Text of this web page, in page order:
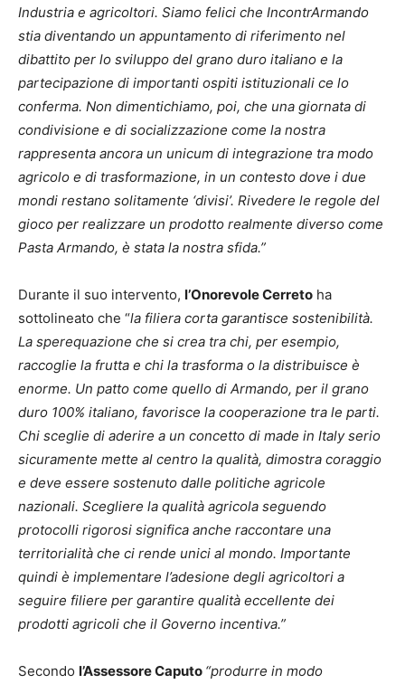
Industria e agricoltori. Siamo felici che IncontrArmando
stia diventando un appuntamento di riferimento nel
dibattito per lo sviluppo del grano duro italiano e la
partecipazione di importanti ospiti istituzionali ce lo
conferma. Non dimentichiamo, poi, che una giornata di
condivisione e di socializzazione come la nostra
rappresenta ancora un unicum di integrazione tra modo
agricolo e di trasformazione, in un contesto dove i due
mondi restano solitamente ‘divisi’. Rivedere le regole del
gioco per realizzare un prodotto realmente diverso come
Pasta Armando, è stata la nostra sfida.”
Durante il suo intervento, l’Onorevole Cerreto ha
sottolineato che “la filiera corta garantisce sostenibilità.
La sperequazione che si crea tra chi, per esempio,
raccoglie la frutta e chi la trasforma o la distribuisce è
enorme. Un patto come quello di Armando, per il grano
duro 100% italiano, favorisce la cooperazione tra le parti.
Chi sceglie di aderire a un concetto di made in Italy serio
sicuramente mette al centro la qualità, dimostra coraggio
e deve essere sostenuto dalle politiche agricole
nazionali. Scegliere la qualità agricola seguendo
protocolli rigorosi significa anche raccontare una
territorialità che ci rende unici al mondo. Importante
quindi è implementare l’adesione degli agricoltori a
seguire filiere per garantire qualità eccellente dei
prodotti agricoli che il Governo incentiva.”
Secondo l’Assessore Caputo “produrre in modo